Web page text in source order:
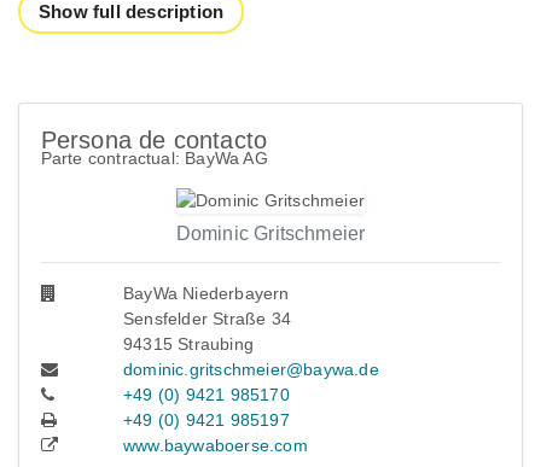
Show full description
Persona de contacto
Parte contractual: BayWa AG
Dominic Gritschmeier
BayWa Niederbayern
Sensfelder Straße 34
94315 Straubing
dominic.gritschmeier@baywa.de
+49 (0) 9421 985170
+49 (0) 9421 985197
www.baywaboerse.com